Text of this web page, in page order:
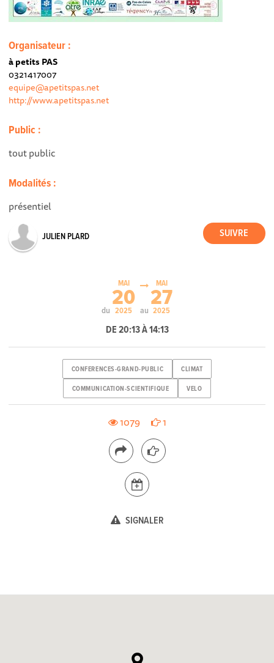
Organisateur :
à petits PAS
0321417007
equipe@apetitspas.net
http://www.apetitspas.net
Public :
tout public
Modalités :
présentiel
JULIEN PLARD
du
MAI
20
2025 au
MAI
27
2025
DE 20:13 À 14:13
CONFERENCES-GRAND-PUBLIC CLIMAT
COMMUNICATION-SCIENTIFIQUE VELO
1079 1
SIGNALER